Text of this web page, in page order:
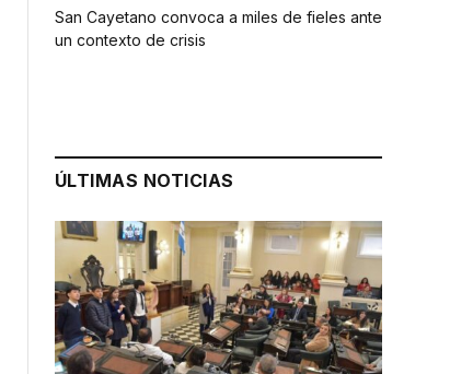
San Cayetano convoca a miles de fieles ante
un contexto de crisis
ÚLTIMAS NOTICIAS